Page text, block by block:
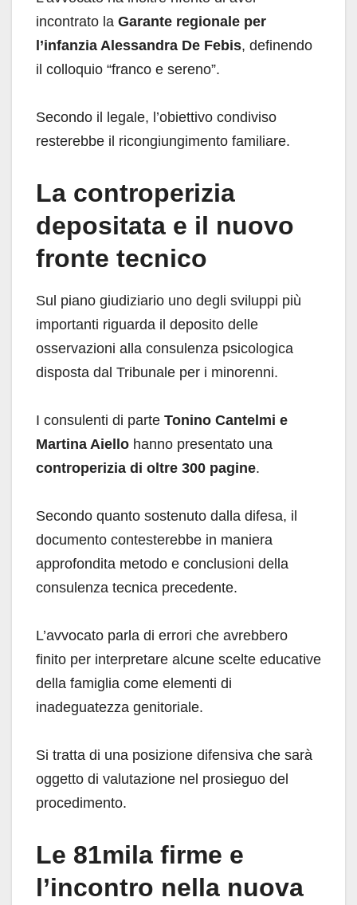
incontrato la Garante regionale per
l’infanzia Alessandra De Febis, definendo
il colloquio “franco e sereno”.
Secondo il legale, l’obiettivo condiviso
resterebbe il ricongiungimento familiare.
La controperizia
depositata e il nuovo
fronte tecnico
Sul piano giudiziario uno degli sviluppi più
importanti riguarda il deposito delle
osservazioni alla consulenza psicologica
disposta dal Tribunale per i minorenni.
I consulenti di parte Tonino Cantelmi e
Martina Aiello hanno presentato una
controperizia di oltre 300 pagine.
Secondo quanto sostenuto dalla difesa, il
documento contesterebbe in maniera
approfondita metodo e conclusioni della
consulenza tecnica precedente.
L’avvocato parla di errori che avrebbero
finito per interpretare alcune scelte educative
della famiglia come elementi di
inadeguatezza genitoriale.
Si tratta di una posizione difensiva che sarà
oggetto di valutazione nel prosieguo del
procedimento.
Le 81mila firme e
l’incontro nella nuova